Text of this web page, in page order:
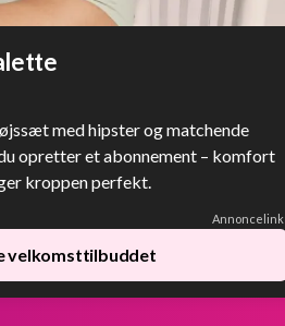
med hipster og matchende
opretter et abonnement – komfort
kroppen perfekt.
Annoncelink
velkomsttilbuddet